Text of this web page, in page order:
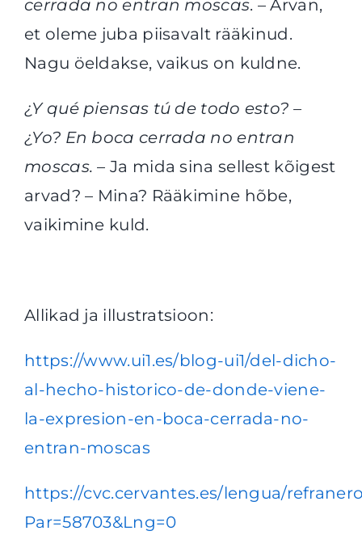
cerrada no entran moscas. – Arvan,
et oleme juba piisavalt rääkinud.
Nagu öeldakse, vaikus on kuldne.
¿Y qué piensas tú de todo esto? –
¿Yo? En boca cerrada no entran
moscas.– Ja mida sina sellest kõigest
arvad? – Mina? Rääkimine hõbe,
vaikimine kuld.
Allikad ja illustratsioon:
https://www.ui1.es/blog-ui1/del-dicho-
al-hecho-historico-de-donde-viene-
la-expresion-en-boca-cerrada-no-
entran-moscas
https://cvc.cervantes.es/lengua/
Par=58703&Lng=0